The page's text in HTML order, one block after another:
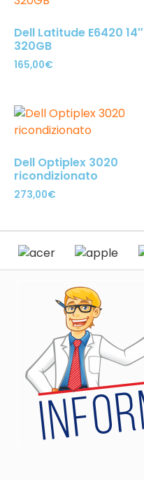
Dell Latitude E6420 14″
320GB
165,00€
Dell Optiplex 3020
ricondizionato
273,00€